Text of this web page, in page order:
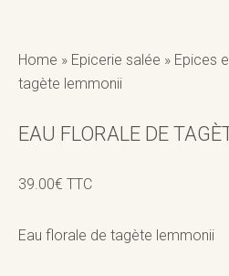
Home » Epicerie salée » Epices
tagète lemmonii
EAU FLORALE DE
39.00€ TTC
Eau florale de tagète lemmonii